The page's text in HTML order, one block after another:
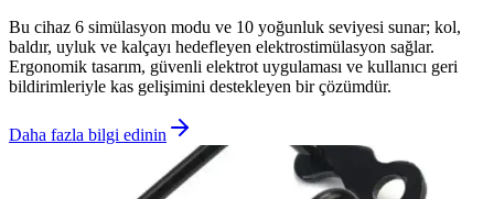
Bu cihaz 6 simülasyon modu ve 10 yoğunluk seviyesi sunar; kol,
baldır, uyluk ve kalçayı hedefleyen elektrostimülasyon sağlar.
Ergonomik tasarım, güvenli elektrot uygulaması ve kullanıcı geri
bildirimleriyle kas gelişimini destekleyen bir çözümdür.
Daha fazla bilgi edinin